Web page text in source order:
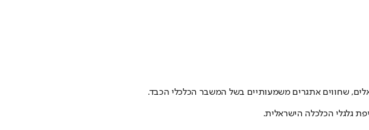
שחווים אתגרים משמעותיים בשל המשבר הכלכלי הכבד.
גלגלי הכלכלה הישראלית.